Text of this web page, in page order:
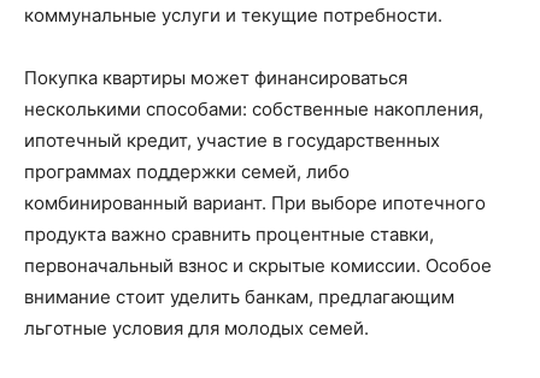
коммунальные услуги и текущие потребности.
Покупка квартиры может финансироваться
несколькими способами: собственные накопления,
ипотечный кредит, участие в государственных
программах поддержки семей, либо
комбинированный вариант. При выборе ипотечного
продукта важно сравнить процентные ставки,
первоначальный взнос и скрытые комиссии. Особое
внимание стоит уделить банкам, предлагающим
льготные условия для молодых семей.